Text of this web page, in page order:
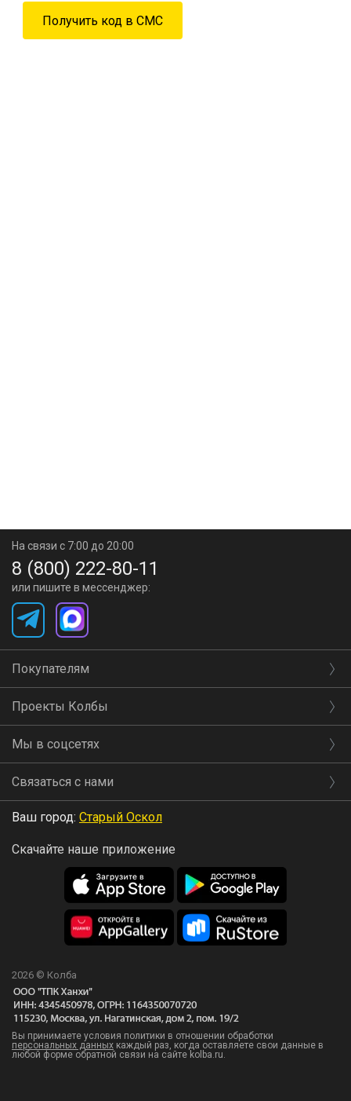
На связи с 7:00 до 20:00
8 (800) 222-80-11
или пишите в мессенджер:
Покупателям
Проекты Колбы
Мы в соцсетях
Связаться с нами
Ваш город: Старый Оскол
Скачайте наше приложение
2026 © Колба
Вы принимаете условия политики в отношении обработки
персональных данных каждый раз, когда оставляете свои данные в
любой форме обратной связи на сайте kolba.ru.